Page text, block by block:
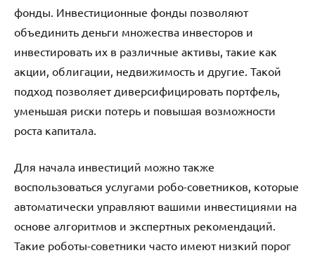
фонды. Инвестиционные фонды позволяют
объединить деньги множества инвесторов и
инвестировать их в различные активы, такие как
акции, облигации, недвижимость и другие. Такой
подход позволяет диверсифицировать портфель,
уменьшая риски потерь и повышая возможности
роста капитала.
Для начала инвестиций можно также
воспользоваться услугами робо-советников, которые
автоматически управляют вашими инвестициями на
основе алгоритмов и экспертных рекомендаций.
Такие роботы-советники часто имеют низкий порог